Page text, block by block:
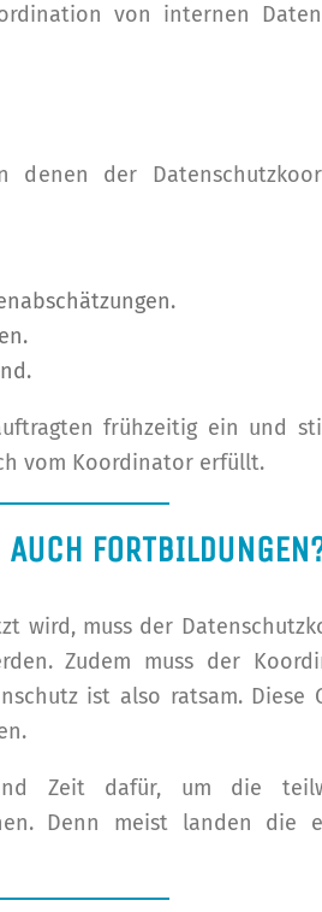
von internen
denen der
frühzeitig ein und
vom Koordinator erfüllt.
wird, muss der
Zudem muss der
ist also ratsam.
Zeit dafür, um die
Denn meist landen die